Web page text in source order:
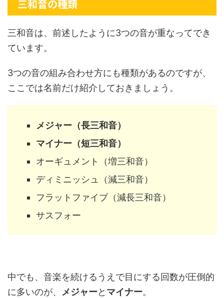
三和音の種類
三和音は、前述したように3つの音が重なってでき
ています。
3つの音の組み合わせ方にも種類があるのですが、
ここでは名前だけ紹介しておきましょう。
メジャー（長三和音）
マイナー（短三和音）
オーギュメント（増三和音）
ディミニッシュ（減三和音）
フラットファイブ（減長三和音）
サスフォー
中でも、音楽を続けるうえで目にする回数が圧倒的
に多いのが、
メジャーと マイナー。